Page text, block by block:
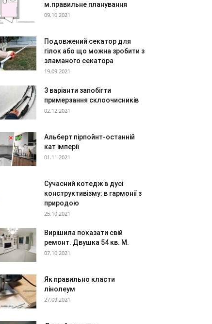
м.правильне планування
09.10.2021
Подовжений секатор для
гілок або що можна зробити з
зламаного секатора
19.09.2021
3 варіанти запобігти
примерзання склоочисників
02.12.2021
Альберт пірпойнт-останній
кат імперії
01.11.2021
Сучасний котедж в дусі
конструктивізму: в гармонії з
природою
25.10.2021
Вирішила показати свій
ремонт. Двушка 54 кв. М.
07.10.2021
Як правильно класти
лінолеум
27.09.2021